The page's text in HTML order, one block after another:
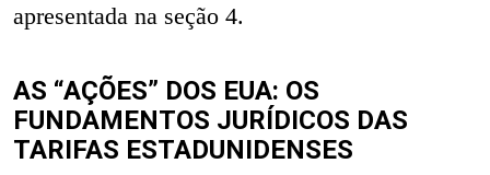
apresentada na seção 4.
AS “AÇÕES” DOS EUA: OS
FUNDAMENTOS JURÍDICOS DAS
TARIFAS ESTADUNIDENSES